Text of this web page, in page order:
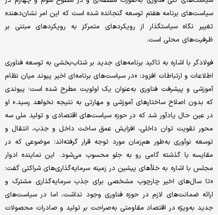
سیاست‌های برنامه هفتم توسعه گنجانده شده است که این امر نشان‌دهنده
تغییر نگاه سیاستگذار از رویکردهای متمرکز به رویکردهای مبتنی بر
ظرفیت‌های محلی است.
فولادگر با اشاره به تاکید برنامه‌های جدید بر شتاب‌بخشی به توسعه فناوری
اطلاعات و ارتباطات افزود: «در سیاست‌های برنامه‌ای اخیر پیوند میان نظام
آموزشی و پیشرفت فناوری به‌عنوان یک اولویت مطرح شده است؛ پیوندی
که بدون اصلاح ساختارهای آموزشی و مهارتی به نتیجه نخواهد رسید.» او
در عین حال یادآور شد که در حوزه سیاست‌های اقتصادی و تولید ملی سه
محور تقویت توان داخلی، افزایش عمق ساخت داخل و جذب، انتقال و
توسعه نوآوری به‌طور هم‌زمان مورد توجه قرار گرفته‌اند؛ موضوعی که در
مقایسه با گذشته گامی رو به جلو محسوب می‌شود. این نماینده ادوار
مجلس با اشاره به خلأهای پیشین در زمینه سرمایه‌گذاری‌های شراکتی گفت:
«تا سال‌های اخیر چارچوب مشخصی برای جذب سرمایه‌گذاری مشترک و
ارائه ضمانت‌های لازم در حوزه فناوری وجود نداشت، اما در سیاست‌های
جدید به‌ویژه در اقتصاد مقاومتی به‌صراحت بر تولید و صادرات محصولات